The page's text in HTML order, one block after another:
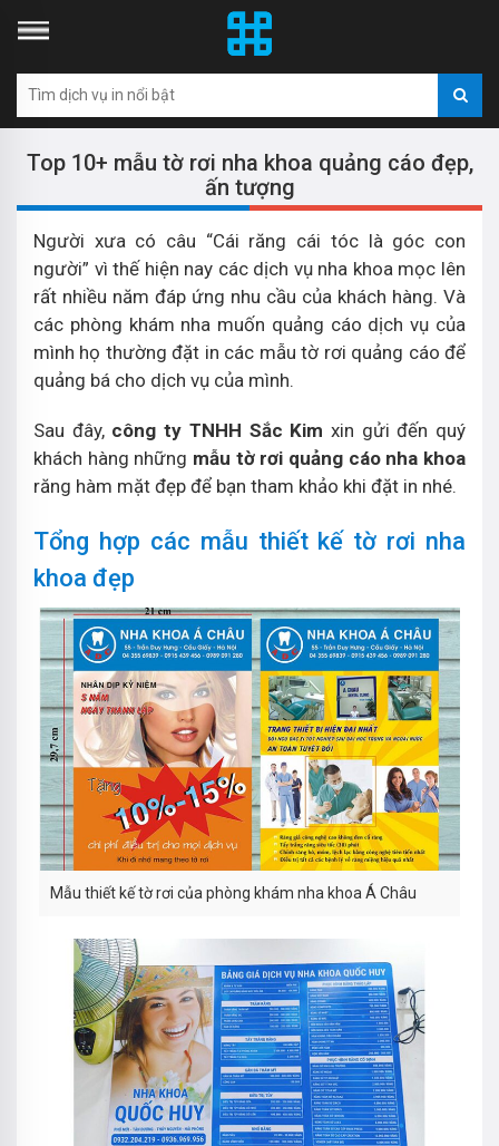
Top 10+ mẫu tờ rơi nha khoa quảng cáo đẹp,
ấn tượng
Người xưa có câu “Cái răng cái tóc là góc con
người” vì thế hiện nay các dịch vụ nha khoa mọc lên
rất nhiều năm đáp ứng nhu cầu của khách hàng. Và
các phòng khám nha muốn quảng cáo dịch vụ của
mình họ thường đặt in các mẫu tờ rơi quảng cáo để
quảng bá cho dịch vụ của mình.
Sau đây, công ty TNHH Sắc Kim xin gửi đến quý
khách hàng những mẫu tờ rơi quảng cáo nha khoa
răng hàm mặt đẹp để bạn tham khảo khi đặt in nhé.
Tổng hợp các mẫu thiết kế tờ rơi nha
khoa đẹp
Mẫu thiết kế tờ rơi của phòng khám nha khoa Á Châu